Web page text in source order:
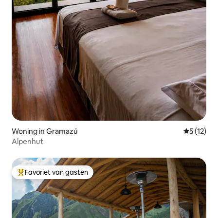
Woning in Gramazú
5 (12)
Alpenhut
Topfavoriet van gasten
Favoriet van gasten